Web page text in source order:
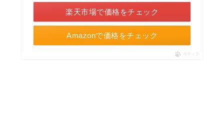
Amazonで価格をチェック
楽天市場で価格をチェック
ポチップ